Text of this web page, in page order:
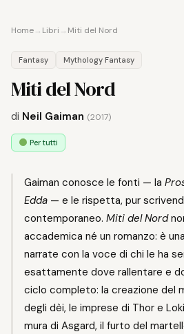
Home→ Libri→ Miti del Nord
Fantasy Mythology Fantasy
Miti del Nord
di Neil Gaiman (2017)
Per tutti
Gaiman conosce le fonti — la
Edda — e le rispetta, pur
contemporaneo. Miti del Nord
accademica né un romanzo: è
narrate con la voce di chi le ha
esattamente dove rallentare e
ciclo completo: la creazione del
degli dèi, le imprese di Thor e
mura di Asgard, il furto del